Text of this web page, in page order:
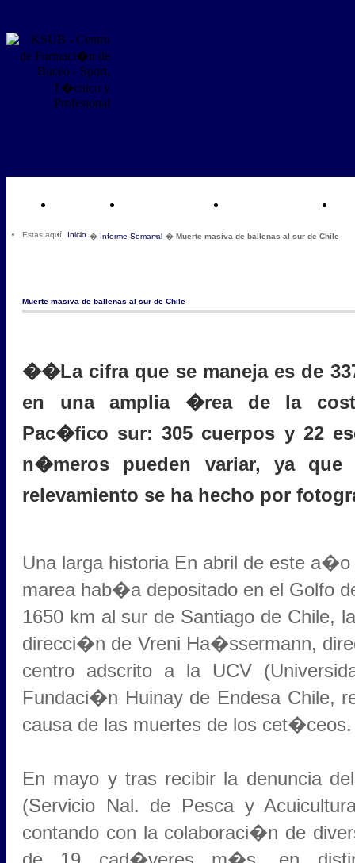
Estas aquí: Inicio � Informe Semanal � Muerte masiva de ballenas al sur de Chile
Muerte masiva de ballenas al sur de Chile
��La cifra que se maneja es de
en una amplia �rea de la
Pac�fico sur: 305 cuerpos y 22
n�meros pueden variar, ya
relevamiento se ha hecho por
Una larga historia En abril de este
marea hab�a depositado en el Golfo
1650 km al sur de Santiago de Chile,
direcci�n de Vreni Ha�ssermann,
centro adscrito a la UCV
Fundaci�n Huinay de Endesa Chile,
causa de las muertes de los cet�ceos.
En mayo y tras recibir la denuncia
(Servicio Nal. de Pesca y
contando con la colaboraci�n de